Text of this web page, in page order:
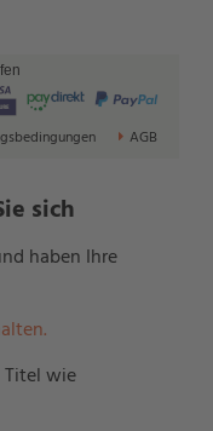
AGB
sich
haben Ihre
wie